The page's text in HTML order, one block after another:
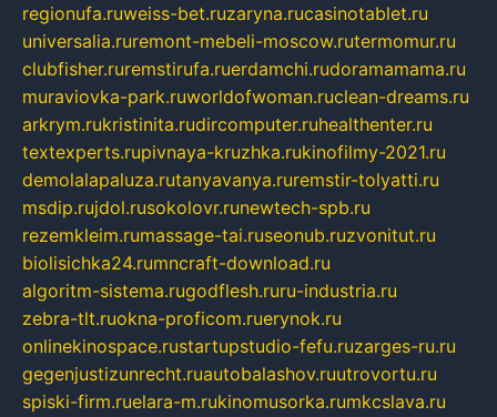
regionufa.ruweiss-bet.ruzaryna.rucasinotablet.ru
universalia.ruremont-mebeli-moscow.rutermomur.ru
clubfisher.ruremstirufa.ruerdamchi.rudoramamama.ru
muraviovka-park.ruworldofwoman.ruclean-dreams.ru
arkrym.rukristinita.rudircomputer.ruhealthenter.ru
textexperts.rupivnaya-kruzhka.rukinofilmy-2021.ru
demolalapaluza.rutanyavanya.ruremstir-tolyatti.ru
msdip.rujdol.rusokolovr.runewtech-spb.ru
rezemkleim.rumassage-tai.ruseonub.ruzvonitut.ru
biolisichka24.rumncraft-download.ru
algoritm-sistema.rugodflesh.ruru-industria.ru
zebra-tlt.ruokna-proficom.ruerynok.ru
onlinekinospace.rustartupstudio-fefu.ruzarges-ru.ru
gegenjustizunrecht.ruautobalashov.ruutrovortu.ru
spiski-firm.ruelara-m.rukinomusorka.rumkcslava.ru